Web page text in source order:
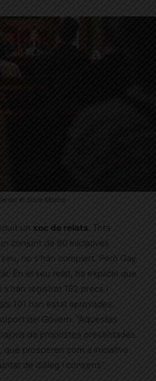
© Sílvia Molina
un xoc de relats . Tota
conjunt de 80 iniciatives
no s’han complert. Però Gay
En el seu relat, ha explicat que
s’han registrat 162 precs i
101 han estat aprovades.
del Govern. “Aquestes
de propostes presentades
que prosperen com a iniciativa
de diàleg i consens”.